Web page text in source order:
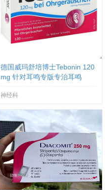
德国威玛舒培博士Tebonin 120
mg 针对耳鸣专版专治耳鸣
神经科